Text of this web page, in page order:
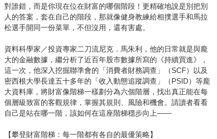
對誰錯，而是你現在位在財富的哪個階段！更精確地說是別把別
人的答案，套在自己的階段，那就像健身教練給相撲選手和馬拉
松選手開同一份菜單，不但沒用，還有害處。
資料科學家／投資專家二刀流尼克．馬朱利，他的日常就是與龐
大的金融數據，繼分析了近百年股市數據所寫的《持續買進》，
這一次，他深入挖掘聯準會的「消費者財務調查」（SCF）以及
密西根大學長達五十多年的「收入動態追蹤調查」（PSID）等龐
大資料庫，將財富像階梯一樣劃分為六個階層，找出真正能在每
個層級致富的客觀規律，掌握其規則、風險和機會。請讀者看看
自己是站在哪一階，該如何在這座階梯穩步向上――
【攀登財富階梯：每一階都有各自的最優策略】